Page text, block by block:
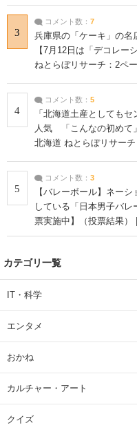
3
コメント数： 7
兵庫県の「ケーキ」の
【7月12日は「デコレー
ねとらぼリサーチ：2ペ
4
コメント数： 5
「北海道土産としても
人気 「こんなの初めて
北海道 ねとらぼリサーチ
5
コメント数： 3
【バレーボール】ネー
している「日本男子バ
票実施中】（投票結果）
カテゴリ一覧
IT・科学
エンタメ
おかね
カルチャー・アート
クイズ